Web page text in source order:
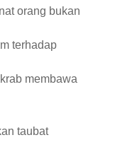
orang bukan
terhadap
membawa
taubat